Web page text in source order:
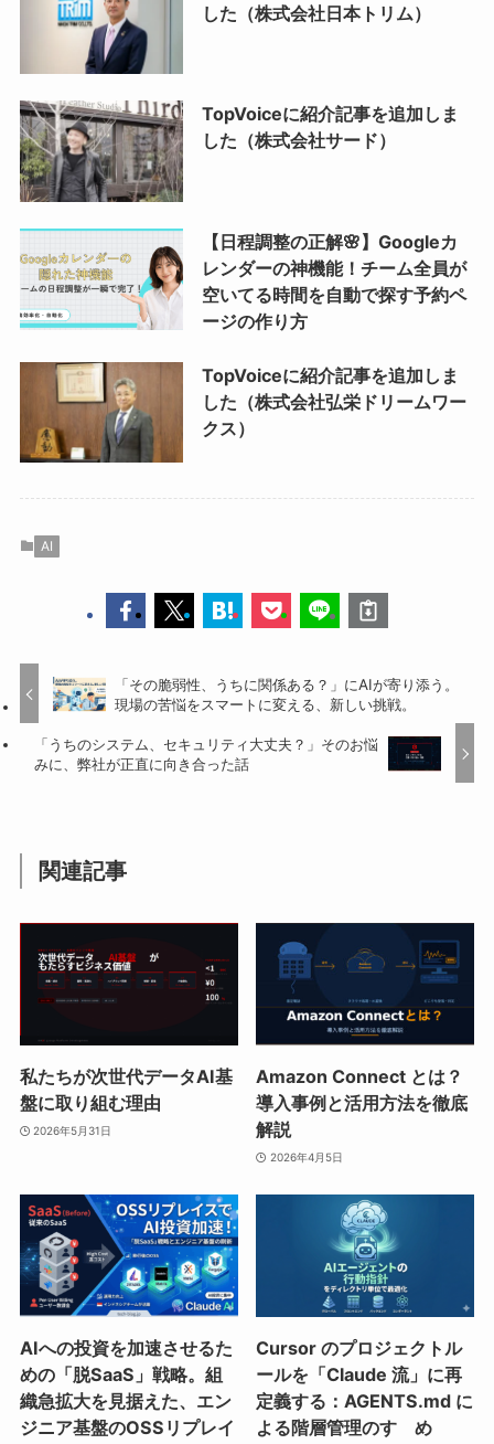
した（株式会社日本トリム）
TopVoiceに紹介記事を追加しま
した（株式会社サード）
【日程調整の正解🌸】Googleカ
レンダーの神機能！チーム全員が
空いてる時間を自動で探す予約ペ
ージの作り方
TopVoiceに紹介記事を追加しま
した（株式会社弘栄ドリームワー
クス）
AI
「その脆弱性、うちに関係ある？」にAIが寄り添う。
現場の苦悩をスマートに変える、新しい挑戦。
「うちのシステム、セキュリティ大丈夫？」そのお悩
みに、弊社が正直に向き合った話
関連記事
私たちが次世代データAI基
盤に取り組む理由
2026年5月31日
Amazon Connect とは？
導入事例と活用方法を徹底
解説
2026年4月5日
AIへの投資を加速させるた
めの「脱SaaS」戦略。組
織急拡大を見据えた、エン
ジニア基盤のOSSリプレイ
Cursor のプロジェクトル
ールを「Claude 流」に再
定義する：AGENTS.md に
よる階層管理のすゝめ